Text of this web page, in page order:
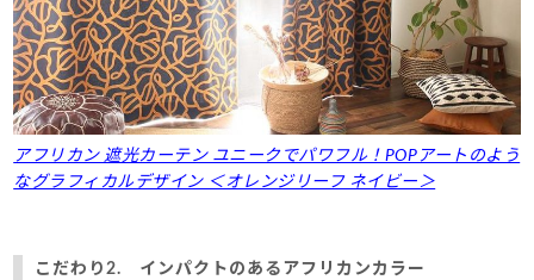
アフリカン 遮光カーテン ユニークでパワフル！POPアートのよう
なグラフィカルデザイン ＜オレンジリーフ ネイビー＞
こだわり2. インパクトのあるアフリカンカラー